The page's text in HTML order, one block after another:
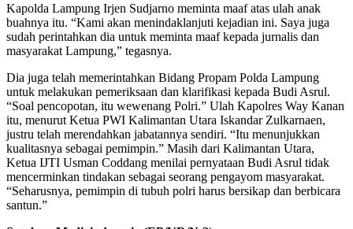
Kapolda Lampung Irjen Sudjarno meminta maaf atas ulah anak
buahnya itu. “Kami akan menindaklanjuti kejadian ini. Saya juga
sudah perintahkan dia untuk meminta maaf kepada jurnalis dan
masyarakat Lampung,” tegasnya.
Dia juga telah memerintahkan Bidang Propam Polda Lampung
untuk melakukan pemeriksaan dan klarifikasi kepada Budi Asrul.
“Soal pencopotan, itu wewenang Polri.” Ulah Kapolres Way Kanan
itu, menurut Ketua PWI Kalimantan Utara Iskandar Zulkarnaen,
justru telah merendahkan jabatannya sendiri. “Itu menunjukkan
kualitasnya sebagai pemimpin.” Masih dari Kalimantan Utara,
Ketua IJTI Usman Coddang menilai pernyataan Budi Asrul tidak
mencerminkan tindakan sebagai seorang pengayom masyarakat.
“Seharusnya, pemimpin di tubuh polri harus bersikap dan berbicara
santun.”